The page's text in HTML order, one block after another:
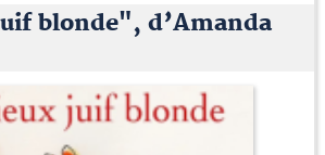
blonde", d’Amanda